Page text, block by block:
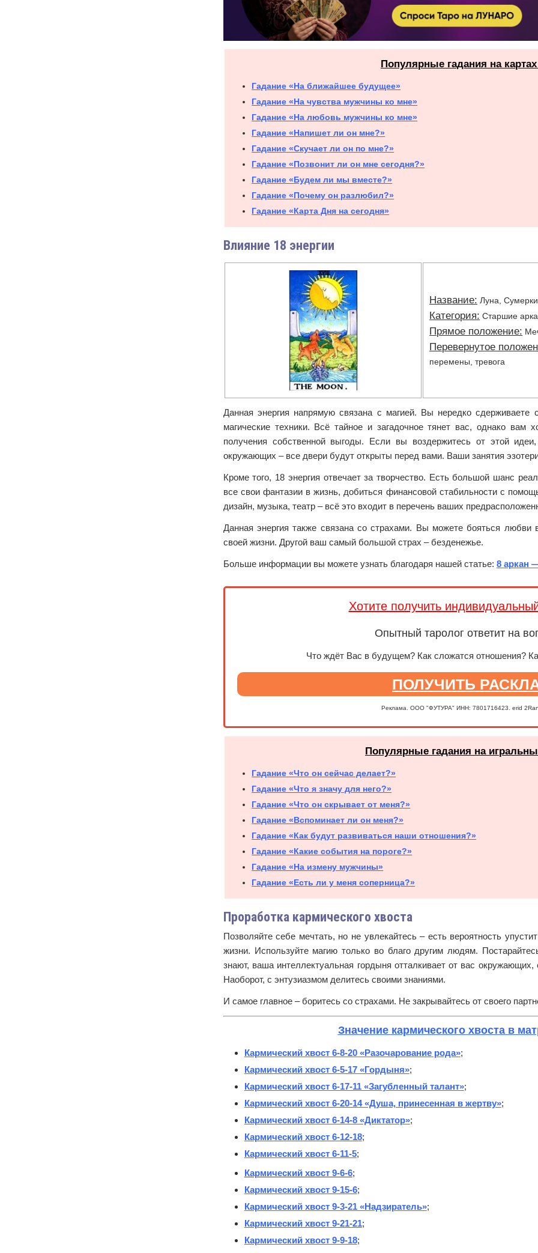
Популярные гадания на
Гадание «На ближайшее будущее»
Гадание «На чувства мужчины ко мне»
Гадание «На любовь мужчины ко мне»
Гадание «Напишет ли он мне?»
Гадание «Скучает ли он по мне?»
Гадание «Позвонит ли он мне сегодня?»
Гадание «Будем ли мы вместе?»
Гадание «Почему он разлюбил?»
Гадание «Карта Дня на сегодня»
Влияние 18 энергии
Название: Луна, Сумерки
Категория: Старшие
Прямое положение:
Перевернутое
перемены, тревога
Данная энергия напрямую связана с магией. Вы нередко сдерживаете
магические техники. Всё тайное и загадочное тянет вас, однако вам
получения собственной выгоды. Если вы воздержитесь от этой
окружающих – все двери будут открыты перед вами. Ваши занятия
Кроме того, 18 энергия отвечает за творчество. Есть большой шанс
все свои фантазии в жизнь, добиться финансовой стабильности с
дизайн, музыка, театр – всё это входит в перечень ваших
Данная энергия также связана со страхами. Вы можете бояться
своей жизни. Другой ваш самый большой страх – безденежье.
Больше информации вы можете узнать благодаря нашей статье: 8 аркан
Хотите получить
Опытный таролог ответит на
Что ждёт Вас в будущем? Как сложатся отношения?
ПОЛУЧИТЬ
Реклама. ООО "ФУТУРА" ИНН: 7801716423. erid
Популярные гадания на
Гадание «Что он сейчас делает?»
Гадание «Что я значу для него?»
Гадание «Что он скрывает от меня?»
Гадание «Вспоминает ли он меня?»
Гадание «Как будут развиваться наши отношения?»
Гадание «Какие события на пороге?»
Гадание «На измену мужчины»
Гадание «Есть ли у меня соперница?»
Проработка кармического хвоста
Позволяйте себе мечтать, но не увлекайтесь – есть вероятность
жизни. Используйте магию только во благо другим людям.
знают, ваша интеллектуальная гордыня отталкивает от вас
Наоборот, с энтузиазмом делитесь своими знаниями.
И самое главное – боритесь со страхами. Не закрывайтесь от своего
Значение кармического хвоста в
Кармический хвост 6-8-20 «Разочарование рода»;
Кармический хвост 6-5-17 «Гордыня»;
Кармический хвост 6-17-11 «Загубленный талант»;
Кармический хвост 6-20-14 «Душа, принесенная в жертву»;
Кармический хвост 6-14-8 «Диктатор»;
Кармический хвост 6-12-18;
Кармический хвост 6-11-5;
Кармический хвост 9-6-6;
Кармический хвост 9-15-6;
Кармический хвост 9-3-21 «Надзиратель»;
Кармический хвост 9-21-21;
Кармический хвост 9-9-18;